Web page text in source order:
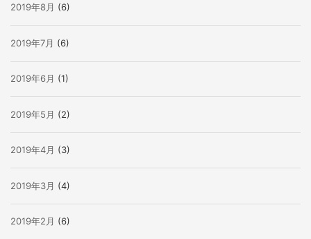
2019年8月 (6)
2019年7月 (6)
2019年6月 (1)
2019年5月 (2)
2019年4月 (3)
2019年3月 (4)
2019年2月 (6)